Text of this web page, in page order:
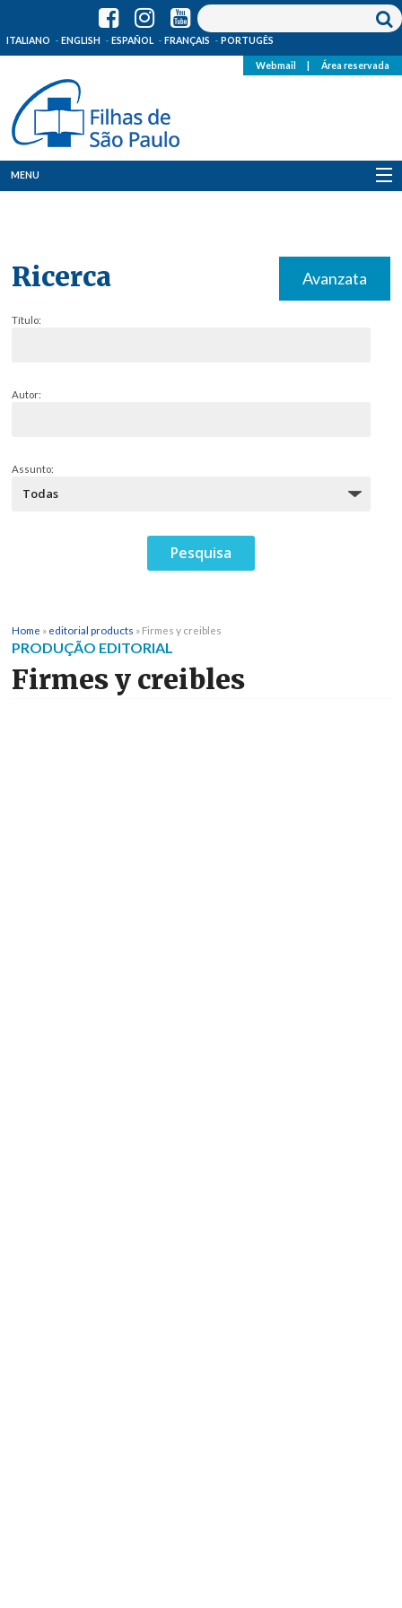
ITALIANO ENGLISH ESPAÑOL FRANÇAIS PORTUGÊS
Webmail Área reservada
MENU
Ricerca Avanzata
Título:
Autor:
Assunto:
Home » editorial products » Firmes y creibles
PRODUÇÃO EDITORIAL
Firmes y creibles